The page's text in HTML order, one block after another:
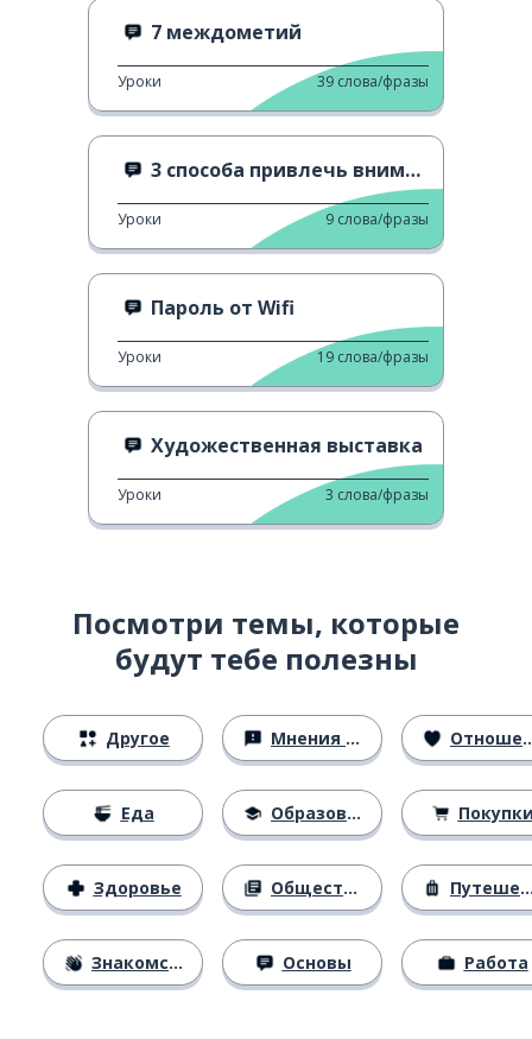
7 междометий
Уроки 39 слова/фразы
3 способа привлечь внимание
Уроки 9 слова/фразы
Пароль от Wifi
Уроки 19 слова/фразы
Художественная выставка
Уроки 3 слова/фразы
Посмотри темы, которые
будут тебе полезны
Другое
Еда
Здоровье
Знакомство
Мнения и убеждения
Образование
Общество
Основы
Отношения
Путешествия
Работа